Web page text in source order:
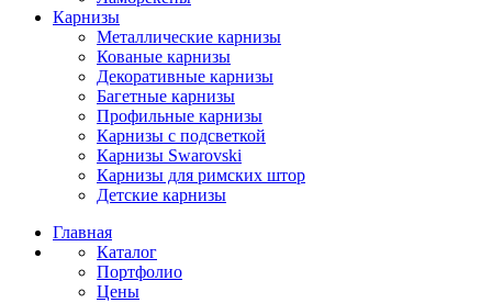
Карнизы
Металлические карнизы
Кованые карнизы
Декоративные карнизы
Багетные карнизы
Профильные карнизы
Карнизы с подсветкой
Карнизы Swarovski
Карнизы для римских штор
Детские карнизы
Главная
Каталог
Портфолио
Цены